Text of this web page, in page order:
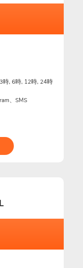
時, 6時, 12時, 24時
、SMS